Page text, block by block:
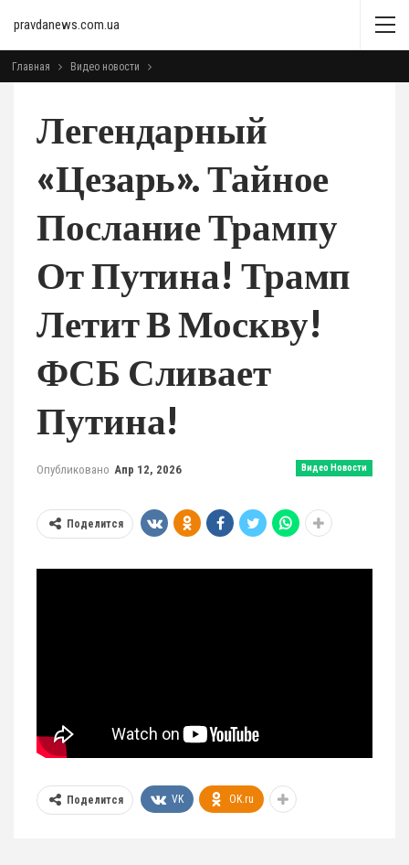
pravdanews.com.ua
Главная Видео новости
Легендарный
«Цезарь». Тайное
Послание Трампу
От Путина! Трамп
Летит В Москву!
ФСБ Сливает
Путина!
Видео Новости
Опубликовано Апр 12, 2026
Поделится
Поделится VK OK.ru